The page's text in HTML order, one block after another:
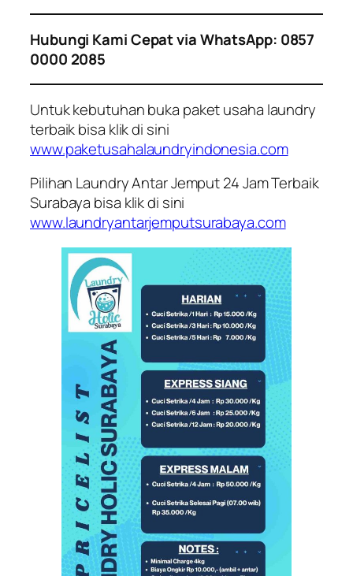
Hubungi Kami Cepat via WhatsApp: 0857
0000 2085
Untuk kebutuhan buka paket usaha laundry
terbaik bisa klik di sini
www.paketusahalaundryindonesia.com
Pilihan Laundry Antar Jemput 24 Jam Terbaik
Surabaya bisa klik di sini
www.laundryantarjemputsurabaya.com